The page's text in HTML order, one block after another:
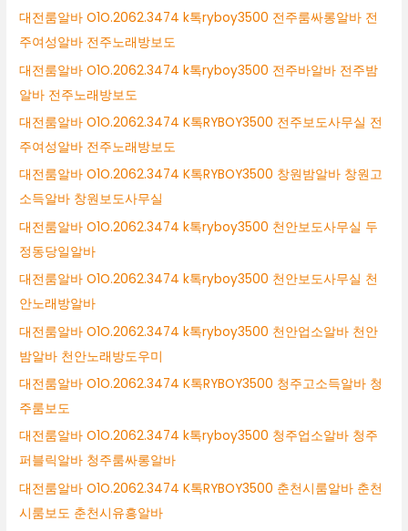
대전룸알바 O1O.2062.3474 k톡ryboy3500 전주룸싸롱알바 전
주여성알바 전주노래방보도
대전룸알바 O1O.2062.3474 k톡ryboy3500 전주바알바 전주밤
알바 전주노래방보도
대전룸알바 O1O.2062.3474 K톡RYBOY3500 전주보도사무실 전
주여성알바 전주노래방보도
대전룸알바 O1O.2062.3474 K톡RYBOY3500 창원밤알바 창원고
소득알바 창원보도사무실
대전룸알바 O1O.2062.3474 k톡ryboy3500 천안보도사무실 두
정동당일알바
대전룸알바 O1O.2062.3474 k톡ryboy3500 천안보도사무실 천
안노래방알바
대전룸알바 O1O.2062.3474 k톡ryboy3500 천안업소알바 천안
밤알바 천안노래방도우미
대전룸알바 O1O.2062.3474 K톡RYBOY3500 청주고소득알바 청
주룸보도
대전룸알바 O1O.2062.3474 k톡ryboy3500 청주업소알바 청주
퍼블릭알바 청주룸싸롱알바
대전룸알바 O1O.2062.3474 K톡RYBOY3500 춘천시룸알바 춘천
시룸보도 춘천시유흥알바